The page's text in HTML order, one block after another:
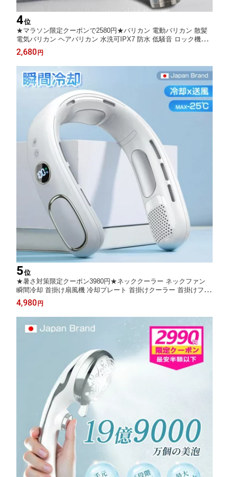
4位
★マラソン限定クーポンで2580円★バリカン 電動バリカン 散髪
電気バリカン ヘアバリカン 水洗可IPX7 防水 低騒音 ロック機能
USB充電式 日本製刃 Type-C急速充電 コードレス アタッチメント
ヘアカッター メンズ 子供 大人 ヘアトリマー セルフカット 家庭/
業務用
2,680 円
5位
★暑さ対策限定クーポン3980円★ネッククーラー ネックファン
瞬間冷却 首掛け扇風機 冷却プレート 首掛けクーラー 首掛けファ
ン くびかけ扇風機 5段階風量調節 360°強力送風 静音設計 羽根な
し ポータブルファン 熱中症対策 マスク蒸れ対策 暑さ対策
4,980 円